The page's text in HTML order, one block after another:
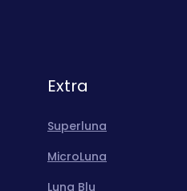
Extra
Superluna
MicroLuna
Luna Blu